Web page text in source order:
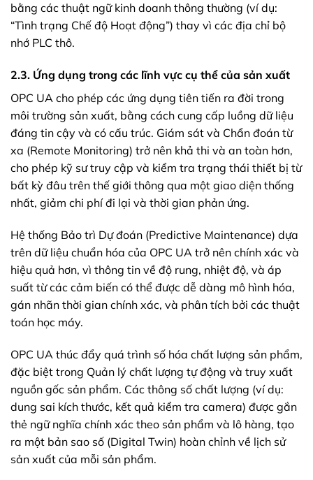
bằng các thuật ngữ kinh doanh thông thường (ví dụ:
“Tình trạng Chế độ Hoạt động”) thay vì các địa chỉ bộ
nhớ PLC thô.
2.3. Ứng dụng trong các lĩnh vực cụ thể của sản xuất
OPC UA cho phép các ứng dụng tiên tiến ra đời trong
môi trường sản xuất, bằng cách cung cấp luồng dữ liệu
đáng tin cậy và có cấu trúc. Giám sát và Chẩn đoán từ
xa (Remote Monitoring) trở nên khả thi và an toàn hơn,
cho phép kỹ sư truy cập và kiểm tra trạng thái thiết bị từ
bất kỳ đâu trên thế giới thông qua một giao diện thống
nhất, giảm chi phí đi lại và thời gian phản ứng.
Hệ thống Bảo trì Dự đoán (Predictive Maintenance) dựa
trên dữ liệu chuẩn hóa của OPC UA trở nên chính xác và
hiệu quả hơn, vì thông tin về độ rung, nhiệt độ, và áp
suất từ các cảm biến có thể được dễ dàng mô hình hóa,
gán nhãn thời gian chính xác, và phân tích bởi các thuật
toán học máy.
OPC UA thúc đẩy quá trình số hóa chất lượng sản phẩm,
đặc biệt trong Quản lý chất lượng tự động và truy xuất
nguồn gốc sản phẩm. Các thông số chất lượng (ví dụ:
dung sai kích thước, kết quả kiểm tra camera) được gắn
thẻ ngữ nghĩa chính xác theo sản phẩm và lô hàng, tạo
ra một bản sao số (Digital Twin) hoàn chỉnh về lịch sử
sản xuất của mỗi sản phẩm.